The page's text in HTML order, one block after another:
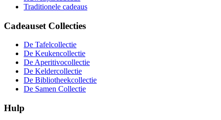
Traditionele cadeaus
Cadeauset Collecties
De Tafelcollectie
De Keukencollectie
De Aperitivocollectie
De Keldercollectie
De Bibliotheekcollectie
De Samen Collectie
Hulp